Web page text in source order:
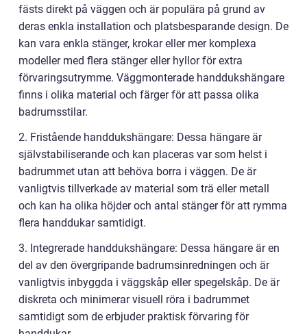
fästs direkt på väggen och är populära på grund av
deras enkla installation och platsbesparande design. De
kan vara enkla stänger, krokar eller mer komplexa
modeller med flera stänger eller hyllor för extra
förvaringsutrymme. Väggmonterade handdukshängare
finns i olika material och färger för att passa olika
badrumsstilar.
2. Fristående handdukshängare: Dessa hängare är
självstabiliserande och kan placeras var som helst i
badrummet utan att behöva borra i väggen. De är
vanligtvis tillverkade av material som trä eller metall
och kan ha olika höjder och antal stänger för att rymma
flera handdukar samtidigt.
3. Integrerade handdukshängare: Dessa hängare är en
del av den övergripande badrumsinredningen och är
vanligtvis inbyggda i väggskåp eller spegelskåp. De är
diskreta och minimerar visuell röra i badrummet
samtidigt som de erbjuder praktisk förvaring för